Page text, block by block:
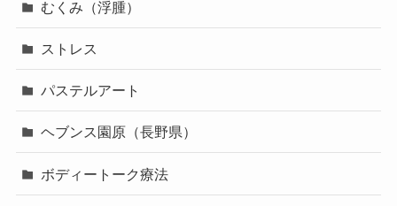
むくみ（浮腫）
ストレス
パステルアート
ヘブンス園原（長野県）
ボディートーク療法